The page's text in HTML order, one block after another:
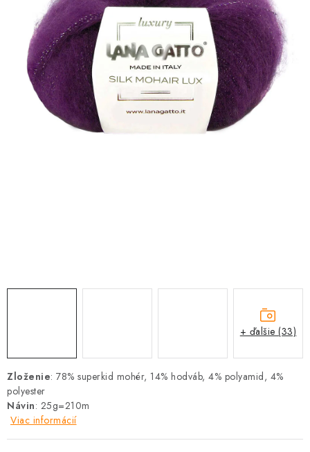
Zloženie: 78% superkid mohér, 14% hodváb, 4% polyamid, 4%
polyester
Návin: 25g=210m
Viac informácií
+ ďalšie (33)